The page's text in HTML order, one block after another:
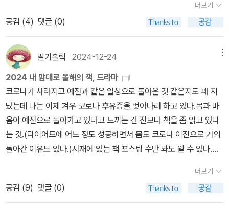
화재청이 보물로 지정했고, 《고려사절요》 역시 단순히 《고려사》의
요약본이 아닌 《고려사》의 부족한 내용을 보완하는 귀중한 사료로서
지위를 인정받고 있다. 박시백은 《고려사》와 《고려사절요》의 모든
기록을 한 줄 한 줄 들여다보며 역사의 뒤안길로 사라질 뻔한 사실들
을 차곡차곡 캐내고 쌓아 자신만의 역사 노트에 빼곡히 써넣었다. 이
렇게 모은 재료를 공인된 역사적 맥락에 맞춰 스포트라이트의 강약을
노련하게 조절해가며 이야기로 꿰고 엮는다. 먼지 쌓인 사료 속 그저
한 줄의 기록으로만 존재해왔던 역사 조각들에 적절한 비유와 이해하
기 쉽도록 풀어낸 문장이 얹어지고, 인물 생김새의 특징부터 주름진
얼굴과 날리는 머리칼까지 세심하게 표현한 작화가 덧입혀진다. 여기
에 만화라는 장르적 장점을 살린 인물의 심리 묘사까지 생동감 있게
지고 넘실대는 생명력을 되찾아 고려 역사 500년의 역동성과 자주성
밖에 없었다. 3성의 최고 자리를 모두 문관이 꿰차니 당연하다. 그러
면서 무신들의 불만이 커졌고 이는 고려 의종때의 무신 정변으로 이
어진다. 그래서 거의 100년간 무신 정권이 이어진다. 사실상 고려는
이 시기 망했다고 봐도 무방하다. 무신 정권은 원과의 전쟁 중 계속 유
지되다 원 간섭이 끝나고 최충헌-최우-최항으로 이어지다 최의 시절
허무하게 무너진다. 이후는 원 간섭기다. 원에 붙어 먹는 세력들이 득
세했다. 공민왕 시절 성균관이 다시 부활하고 신진사대부가 등장한
다. 이들이 조선의 개국 세력이 된다.2. 왕권 고려의 왕권은 개국초부
터 취약했다. 왕건이 호족 연합 세력으로 통일을 하다보니 과다하게
결혼을 많이 하였고 그 아들들이 각자의 외가 세력에 따라 강성함을
유지했다. 고려의 승계원칙은 장자 우선이니 여의치 않다면 형제 상
당시 장성한 자라 즉위했으나 외가가 미약하여 힘이 없었다. 사실상
건 왼이건 ‘외짝’만 쓰려고 하니 외눈박이로 기울면서 외곬로 빠지고,
외나무다리에 서는 올가미에 옭아매는 틀에 사로잡힙니다. 《박시백
의 그림세상》은 ‘오른(우파)’은 언제나 모두 나쁘고 ‘왼(좌파)’은 늘
모두 좋다는 틀로 줄거리를 짭니다. 그러나 왼오른을 이렇게 나눠도
될까요? 왼오른을 쩍 갈라서 나쁜 저놈은 다 없애거나 죽여야 한다고
여기면 이 나라가 즐겁거나 아름다울까요? 잘못은 누가 저질러도 잘
못이고, 잘하는 일은 누가 해도 잘한 일입니다. 왼이라서 낫거나 오른
이라서 나쁘지 않아요. 우리가 볼 곳은 왼손이냐 오른손이냐가 아닌,
어떤 마음으로 어디에서 무엇을 하는 마음인 사람이냐 하나입니다.
아마 박시백 씨를 비롯한 붓바치 스스로 못 느끼는 듯싶은데, “말도
안 되는 짓을 일삼는 놈”을 다스리려고, “말도 안 되는 짓을 일삼는
놈”이 꾀하는 주먹다짐이나 윽박질을 그대로 쓰더군요. 왜 그럴까, 왜
굴레를 스스로 쓰면서 옭매일까 하고 돌아보노라니, 숱한 ‘진보 지식
더보기
공감 (4) 댓글 (0)
딸기홀릭 2024-12-24
2024 내 맘대로 올해의 책, 드라마
코로나가 사라지고 예전과 같은 일상으로 돌아온 것 같은지도 꽤 지
났는데 나는 이제 겨우 코로나 후유증을 벗어나려 하고 있다.몸과 마
음이 예전으로 돌아가고 있다고 느끼는 건 전보다 책을 좀 읽고 있다
는 것.(다이어트에 어느 정도 성공하면서 몸도 코로나 이전으로 거의
돌아간 이유도 있다.)서재에 있는 책 포스팅 수만 봐도 알 수 있다.올
그 빈 공간은 아마도 뇌를 빼고 봐도 되는 OTT가 차지하고 있지 싶
다. ㅎㅎ무튼, 올해 별로 읽은 것은 없지만, 읽었더라고 손에 꼽을 만
한 책은 없지만지금 이 시간은 코로나 전에 했던 것과 마찬가지로 다
더보기
공감 (9) 댓글 (0)